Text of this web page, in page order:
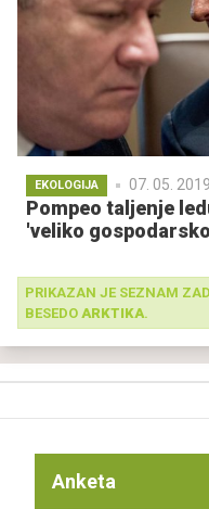
EKOLOGIJA 07. 05.
Pompeo taljenje
'veliko
PRIKAZAN JE SEZNAM
BESEDO ARKTIKA.
Anketa